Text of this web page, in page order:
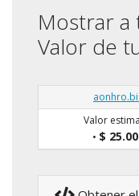
Mostrar a
Valor de
Valor
• $ 25.00